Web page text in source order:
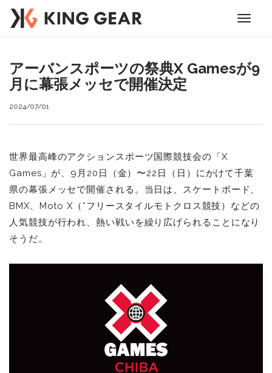
Toggle
アーバンスポーツの祭典X Gamesが9
月に幕張メッセで開催決定
2024/07/01
世界最高峰のアクションスポーツ国際競技会の「X
Games」が、9月20日（金）〜22日（日）にかけて千葉
県の幕張メッセで開催される。当日は、スケートボード、
BMX、Moto X（*フリースタイルモトクロス競技）などの
人気競技が行われ、熱い戦いを繰り広げられることになり
そうだ。